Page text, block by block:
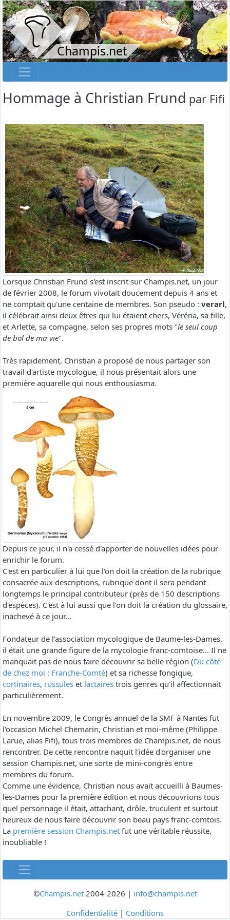
Champis.net
Hommage à Christian Frund par Fifi
Lorsque Christian Frund s'est inscrit sur Champis.net, un jour
de février 2008, le forum vivotait doucement depuis 4 ans et
ne comptait qu'une centaine de membres. Son pseudo : verarl,
il célébrait ainsi deux êtres qui lui étaient chers, Véréna, sa fille,
et Arlette, sa compagne, selon ses propres mots "le seul coup
de bol de ma vie".
Très rapidement, Christian a proposé de nous partager son
travail d'artiste mycologue, il nous présentait alors une
première aquarelle qui nous enthousiasma.
Depuis ce jour, il n'a cessé d'apporter de nouvelles idées pour
enrichir le forum.
C'est en particulier à lui que l'on doit la création de la rubrique
consacrée aux descriptions, rubrique dont il sera pendant
longtemps le principal contributeur (près de 150 descriptions
d'espèces). C'est à lui aussi que l'on doit la création du glossaire,
inachevé à ce jour...
Fondateur de l’association mycologique de Baume-les-Dames,
il était une grande figure de la mycologie franc-comtoise... Il ne
manquait pas de nous faire découvrir sa belle région (Du côté
de chez moi : Franche-Comté) et sa richesse fongique,
cortinaires, russules et lactaires trois genres qu'il affectionnait
particulièrement.
En novembre 2009, le Congrès annuel de la SMF à Nantes fut
l'occasion Michel Chemarin, Christian et moi-même (Philippe
Larue, alias Fifi), tous trois membres de Champis.net, de nous
rencontrer. De cette rencontre naquit l'idée d'organiser une
session Champis.net, une sorte de mini-congrès entre
membres du forum.
Comme une évidence, Christian nous avait accueilli à Baumes-
les-Dames pour la première édition et nous découvrions tous
quel personnage il était, attachant, drôle, truculent et surtout
heureux de nous faire découvrir son beau pays franc-comtois.
La première session Champis.net fut une véritable réussite,
inoubliable !
©Champis.net2004-2026 | info@champis.net
Confidentialité | Conditions